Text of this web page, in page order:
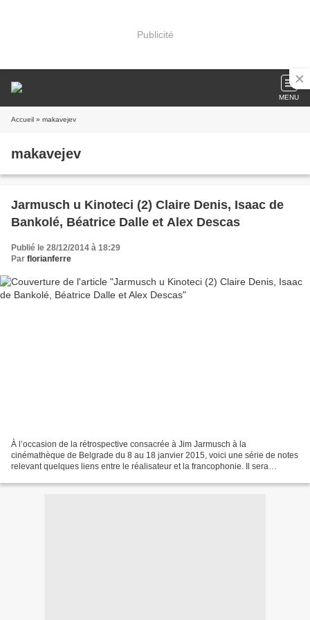
Publicité
MENU
Accueil » makavejev
makavejev
Jarmusch u Kinoteci (2) Claire Denis, Isaac de
Bankolé, Béatrice Dalle et Alex Descas
Publié le 28/12/2014 à 18:29
Par florianferre
À l’occasion de la rétrospective consacrée à Jim Jarmusch à la
cinémathèque de Belgrade du 8 au 18 janvier 2015, voici une série de notes
relevant quelques liens entre le réalisateur et la francophonie. Il sera